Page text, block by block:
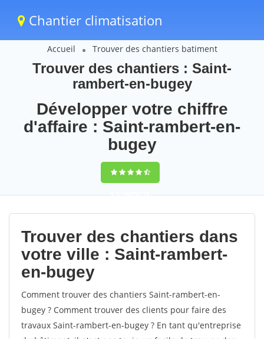
Chantier climatisation
Accueil Trouver des chantiers batiment
Trouver des chantiers : Saint-
rambert-en-bugey
Développer votre chiffre
d'affaire : Saint-rambert-en-
bugey
9,5(100%)78
votes
Trouver des chantiers dans
votre ville : Saint-rambert-
en-bugey
Comment trouver des chantiers Saint-rambert-en-
bugey ? Comment trouver des clients pour faire des
travaux Saint-rambert-en-bugey ? En tant qu'entreprise